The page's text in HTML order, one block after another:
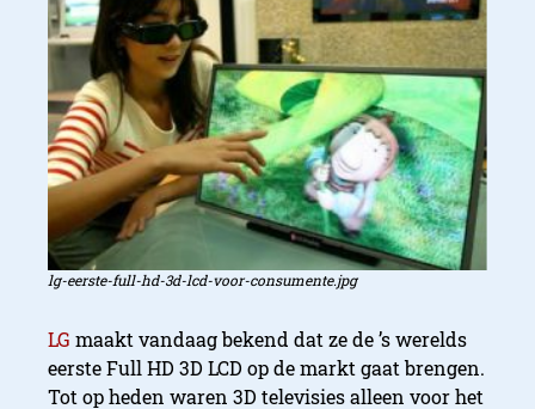
lg-eerste-full-hd-3d-lcd-voor-consumente.jpg
LG maakt vandaag bekend dat ze de ’s werelds
eerste Full HD 3D LCD op de markt gaat brengen.
Tot op heden waren 3D televisies alleen voor het